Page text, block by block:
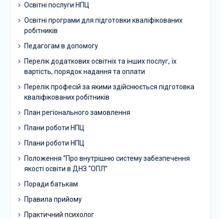
Освітні послуги НПЦ
Освітні програми для підготовки кваліфікованих
робітників
Педагогам в допомогу
Перелік додаткових освітніх та інших послуг, їх
вартість, порядок надання та оплати
Перелік професій за якими здійснюється підготовка
кваліфікованих робітників
План регіонального замовлення
Плани роботи НПЦ
Плани роботи НПЦ
Положення “Про внутрішню систему забезпечення
якості освіти в ДНЗ “ОПЛ”
Поради батькам
Правила прийому
Практичний психолог